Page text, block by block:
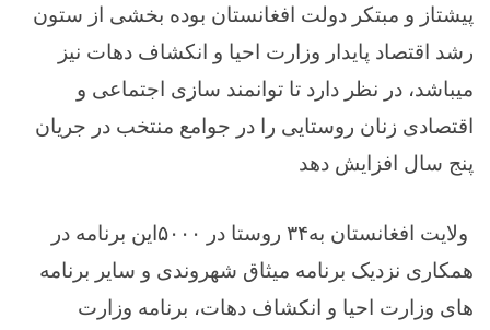
پیشتاز و مبتکر دولت افغانستان بوده بخشی از ستون
رشد اقتصاد پایدار وزارت احیا و انکشاف دهات نیز
میباشد، در نظر دارد تا توانمند سازی اجتماعی و
اقتصادی زنان روستایی را در جوامع منتخب در جریان
پنج سال افزایش دهد
این برنامه در۵۰۰۰ روستا در ۳۴ولایت افغانستان به
همکاری نزدیک برنامه میثاق شهروندی و سایر برنامه
های وزارت احیا و انکشاف دهات، برنامه وزارت